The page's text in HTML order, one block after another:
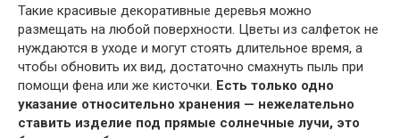
Такие красивые декоративные деревья можно
размещать на любой поверхности. Цветы из салфеток не
нуждаются в уходе и могут стоять длительное время, а
чтобы обновить их вид, достаточно смахнуть пыль при
помощи фена или же кисточки. Есть только одно
указание относительно хранения — нежелательно
ставить изделие под прямые солнечные лучи, это